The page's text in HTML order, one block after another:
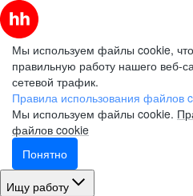
Мы используем файлы cookie,
правильную работу нашего веб-
сетевой трафик.
Правила использования файлов
Мы используем файлы cookie.
файлов cookie
Понятно
Ищу работу